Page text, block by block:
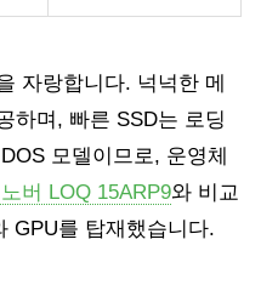
자랑합니다. 넉넉한 메
하며, 빠른 SSD는 로딩
모델이므로, 운영체
버 LOQ 15ARP9와 비교
GPU를 탑재했습니다.